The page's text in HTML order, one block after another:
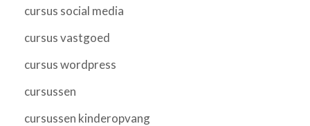
cursus social media
cursus vastgoed
cursus wordpress
cursussen
cursussen kinderopvang